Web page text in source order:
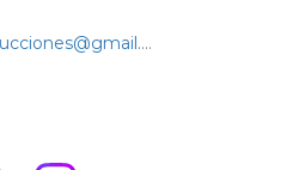
vazsquezproducciones@gmail.com